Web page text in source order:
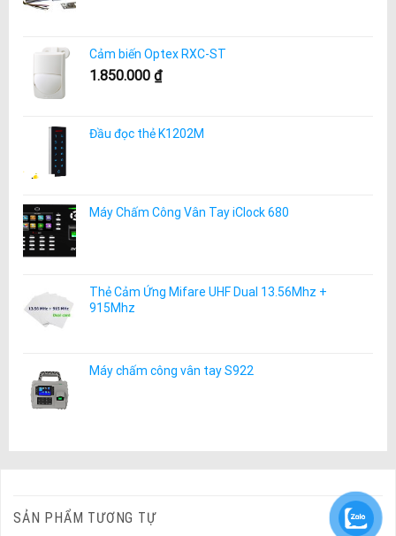
Cảm biến Optex RXC-ST
1.850.000 ₫
Đầu đọc thẻ K1202M
Máy Chấm Công Vân Tay iClock 680
Thẻ Cảm Ứng Mifare UHF Dual 13.56Mhz +
915Mhz
Máy chấm công vân tay S922
SẢN PHẨM TƯƠNG TỰ